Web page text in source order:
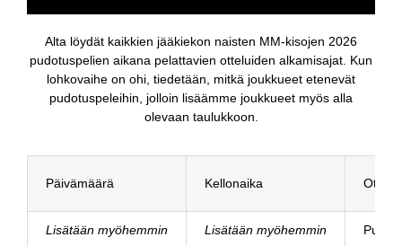
Alta löydät kaikkien jääkiekon naisten MM-kisojen 2026
pudotuspelien aikana pelattavien otteluiden alkamisajat. Kun
lohkovaihe on ohi, tiedetään, mitkä joukkueet etenevät
pudotuspeleihin, jolloin lisäämme joukkueet myös alla
olevaan taulukkoon.
Päivämäärä Kellonaika Ottelu
Lisätään myöhemmin Lisätään myöhemmin